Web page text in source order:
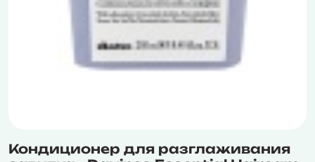
Кондиционер для разглаживания